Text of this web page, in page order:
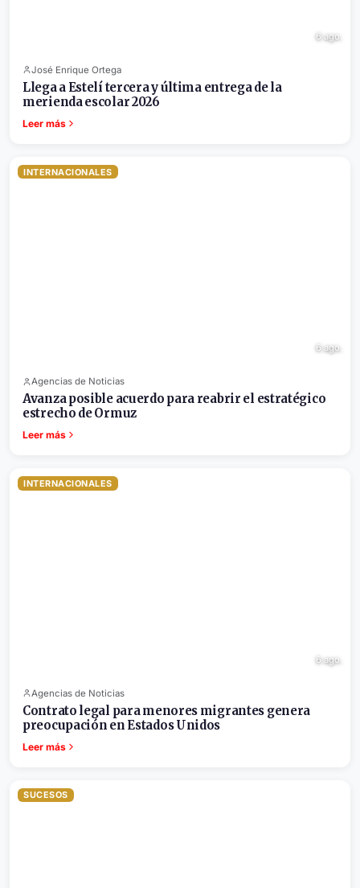
6 ago.
José Enrique Ortega
Llega a Estelí tercera y última entrega de la
merienda escolar 2026
Leer más
INTERNACIONALES
6 ago.
Agencias de Noticias
Avanza posible acuerdo para reabrir el estratégico
estrecho de Ormuz
Leer más
INTERNACIONALES
6 ago.
Agencias de Noticias
Contrato legal para menores migrantes genera
preocupación en Estados Unidos
Leer más
SUCESOS